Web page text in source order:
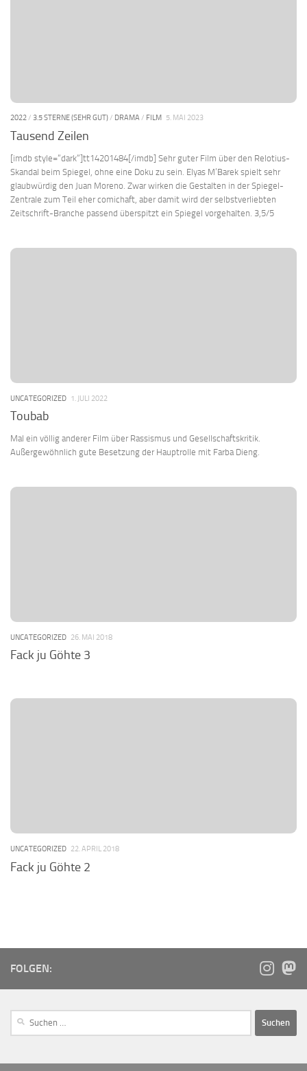
2022/ 3.5 STERNE (SEHR GUT)/ DRAMA / FILM 5. MAI 2023
Tausend Zeilen
[imdb style=“dark“]tt14201484[/imdb] Sehr guter Film über den Relotius-
Skandal beim Spiegel, ohne eine Doku zu sein. Elyas M’Barek spielt sehr
glaubwürdig den Juan Moreno. Zwar wirken die Gestalten in der Spiegel-
Zentrale zum Teil eher comichaft, aber damit wird der selbstverliebten
Zeitschrift-Branche passend überspitzt ein Spiegel vorgehalten. 3,5/5
UNCATEGORIZED 1. JULI 2022
Toubab
Mal ein völlig anderer Film über Rassismus und Gesellschaftskritik.
Außergewöhnlich gute Besetzung der Hauptrolle mit Farba Dieng.
UNCATEGORIZED 26. MAI 2018
Fack ju Göhte 3
UNCATEGORIZED 22. APRIL 2018
Fack ju Göhte 2
FOLGEN: